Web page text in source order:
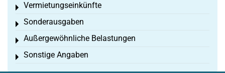
Vermietungseinkünfte
Toggle menu
Sonderausgaben
Toggle menu
Außergewöhnliche Belastungen
Toggle menu
Sonstige Angaben
Toggle menu